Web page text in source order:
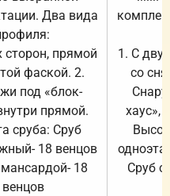
Два вида
сторон, прямой
фаской. 2.
под «блок-
прямой.
сруба: Сруб
18 венцов
18
венцов
1. С
со
хаус»,
Сруб с